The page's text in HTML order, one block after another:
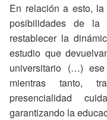
En relación a esto,
posibilidades de la
restablecer la
estudio que
universitario (…)
mientras tanto,
presencialidad
garantizando la